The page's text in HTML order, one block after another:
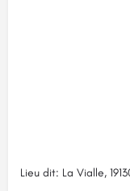
Lieu dit: La Vialle,